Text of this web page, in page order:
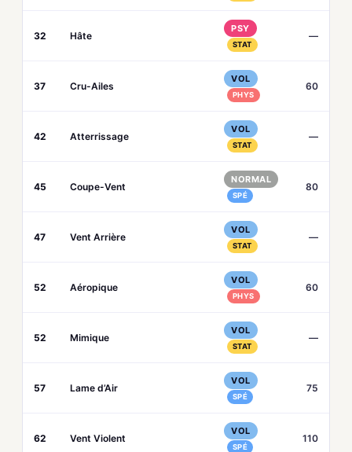
32 Hâte
PSY
STAT
—
37 Cru-Ailes
VOL
PHYS
60
42 Atterrissage
VOL
STAT
—
45 Coupe-Vent
NORMAL
SPÉ
80
47 Vent Arrière
VOL
STAT
—
52 Aéropique
VOL
PHYS
60
52 Mimique
VOL
STAT
—
57 Lame d’Air
VOL
SPÉ
75
62 Vent Violent
VOL
SPÉ
110